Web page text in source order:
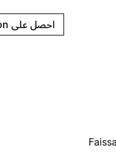
احصل على Notion مجاناً